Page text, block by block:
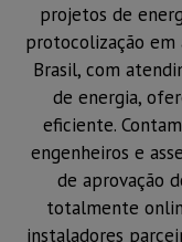
projetos de
protocolização em
Brasil, com
de energia,
eficiente.
engenheiros e
de aprovação
totalmente
instaladores